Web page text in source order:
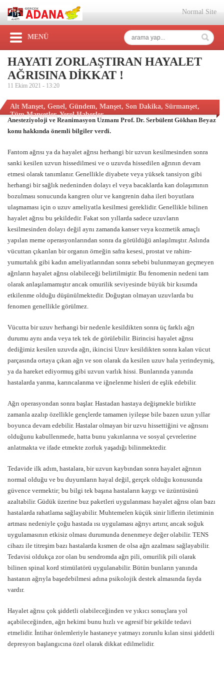
Normal Site
MENÜ
HAYATI ZORLAŞTIRAN HAYALET
AĞRISINA DİKKAT !
11 Ekim 2021 - 13:20
Alt Manşet, Genel, Gündem, Manşet, Son Dakika, Sürmanşet,
Tüm Manşetler,Yerel Haberler
Anesteziyoloji ve Reanimasyon Uzmanı Prof. Dr. Serbülent Gökhan Beyaz
konu hakkında önemli bilgiler verdi.
Fantom ağrısı ya da hayalet ağrısı herhangi bir uzvun kesilmesinden sonra
sanki kesilen uzvun hissedilmesi ve o uzuvda hissedilen ağrının devam
etmesi olarak tanımlanır. Genellikle diyabete veya yüksek tansiyon gibi
herhangi bir sağlık nedeninden dolayı el veya bacaklarda kan dolaşımının
bozulması sonucunda kangren olur ve kangrenin daha ileri boyutlara
ulaşmaması için o uzuv ameliyatla kesilmesi gereklidir. Genellikle bilinen
hayalet ağrısı bu şekildedir. Fakat son yıllarda sadece uzuvların
kesilmesinden dolayı değil aynı zamanda kanser veya kozmetik amaçlı
yapılan meme operasyonlarından sonra da görüldüğü anlaşılmıştır. Aslında
vücuttan çıkarılan bir organın örneğin safra kesesi, prostat ve rahim-
yumurtalık gibi kadın ameliyatlarından sonra sebebi bulunmayan geçmeyen
ağrıların hayalet ağrısı olabileceği belirtilmiştir. Bu fenomenin nedeni tam
olarak anlaşılamamıştır ancak omurilik seviyesinde büyük bir kısımda
etkilenme olduğu düşünülmektedir. Doğuştan olmayan uzuvlarda bu
fenomen genellikle görülmez.
Vücutta bir uzuv herhangi bir nedenle kesildikten sonra üç farklı ağrı
durumu aynı anda veya tek tek de görülebilir. Birincisi hayalet ağrısı
dediğimiz kesilen uzuvda ağrı, ikincisi Uzuv kesildikten sonra kalan vücut
parçasında ortaya çıkan ağrı ve son olarak da kesilen uzuv hala yerindeymiş,
ya da hareket ediyormuş gibi uzvun varlık hissi. Bunlarında yanında
hastalarda yanma, karıncalanma ve iğnelenme hisleri de eşlik edebilir.
Ağrı operasyondan sonra başlar. Hastadan hastaya değişmekle birlikte
zamanla azalıp özellikle gençlerde tamamen iyileşse bile bazen uzun yıllar
boyunca devam edebilir. Hastalar olmayan bir uzvu hissettiğini ve ağrısını
olduğunu kabullenmede, hatta bunu yakınlarına ve sosyal çevrelerine
anlatmakta ve ifade etmekte zorluk yaşadığı bilinmektedir.
Tedavide ilk adım, hastalara, bir uzvun kaybından sonra hayalet ağrının
normal olduğu ve bu duyumların hayal değil, gerçek olduğu konusunda
güvence vermektir; bu bilgi tek başına hastaların kaygı ve üzüntüsünü
azaltabilir. Güdük üzerine buz paketleri uygulanması hayalet ağrısı olan bazı
hastalarda rahatlama sağlayabilir. Muhtemelen küçük sinir liflerin iletiminin
artması nedeniyle çoğu hastada ısı uygulaması ağrıyı artırır, ancak soğuk
uygulamasının etkisiz olması durumunda denenmeye değer olabilir. TENS
cihazı ile titreşim bazı hastalarda kısmen de olsa ağrı azalması sağlayabilir.
Tedavisi oldukça zor olan bu sendromda ağrı pili, omurilik pili olarak
bilinen spinal kord stimülatörü uygulanabilir. Bütün bunların yanında
hastanın ağrıyla başedebilmesi adına psikolojik destek almasında fayda
vardır.
Hayalet ağrısı çok şiddetli olabileceğinden ve yıkıcı sonuçlara yol
açabileceğinden, ağrı hekimi bunu hızlı ve agresif bir şekilde tedavi
etmelidir. İntihar önlemleriyle hastaneye yatmayı zorunlu kılan sinsi şiddetli
depresyon başlangıcına özel olarak dikkat edilmelidir.